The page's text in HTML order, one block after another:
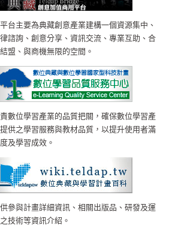
台主要為典藏創意產業建構一個資源集中、
諮詢、創意分享、資訊交流、專業互助、合
盟、與商機無限的空間。
數位學習產業的品質把關，確保數位學習產
供之學習服務與教材品質，以提升使用者滿
及學習成效。
參與計畫詳細資訊、相關出版品、研發及運
技術等資訊介紹。